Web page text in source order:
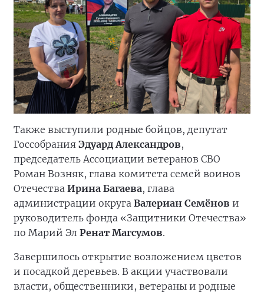
Также выступили родные бойцов, депутат
Госсобрания Эдуард Александров,
председатель Ассоциации ветеранов СВО
Роман Возняк, глава комитета семей воинов
Отечества Ирина Багаева, глава
администрации округа Валериан Семёнов и
руководитель фонда «Защитники Отечества»
по Марий Эл Ренат Магсумов.
Завершилось открытие возложением цветов
и посадкой деревьев. В акции участвовали
власти, общественники, ветераны и родные